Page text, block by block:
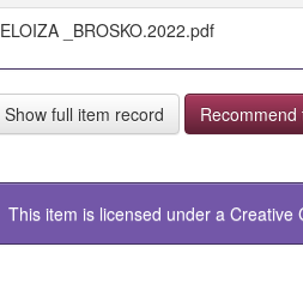
ELOIZA _BROSKO.2022.pdf
Show full item record Recommend
This item is licensed under a Creative